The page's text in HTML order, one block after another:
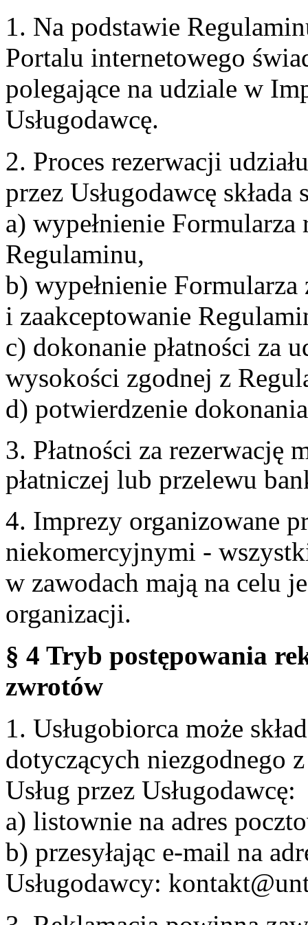
1. Na podstawie
Portalu internetowego
polegające na udziale w
Usługodawcę.
2. Proces rezerwacji
przez Usługodawcę
a) wypełnienie
Regulaminu,
b) wypełnienie Formularza
i zaakceptowanie
c) dokonanie płatności za
wysokości zgodnej z
d) potwierdzenie
3. Płatności za rezerwację
płatniczej lub przelewu
4. Imprezy organizowane
niekomercyjnymi -
w zawodach mają na celu
organizacji.
§ 4 Tryb postępowania
zwrotów
1. Usługobiorca może
dotyczących niezgodnego
Usług przez Usługodawcę:
a) listownie na adres
b) przesyłając e-mail na
Usługodawcy: